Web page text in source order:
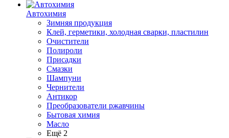
Автохимия
Зимняя продукция
Клей, герметики, холодная сварки, пластилин
Очистители
Полироли
Присадки
Смазки
Шампуни
Чернители
Антикор
Преобразователи ржавчины
Бытовая химия
Масло
Ещё 2